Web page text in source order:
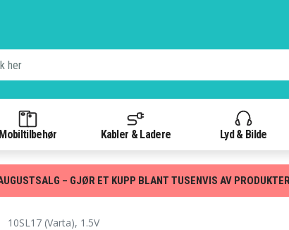
Mobiltilbehør Kabler & Ladere Lyd & Bilde
– GJØR ET KUPP BLANT TUSENVIS AV
10SL17 (Varta), 1.5V